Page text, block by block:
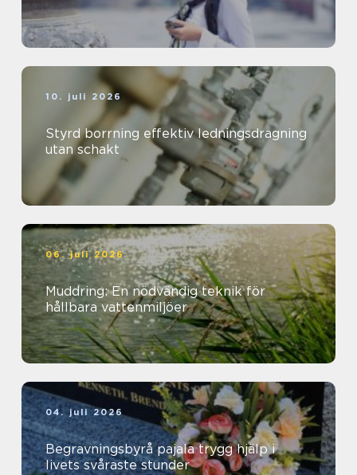
10. juli 2026
Styrd borrning effektiv ledningsdragning
utan schakt
06. juli 2026
Muddring: En nödvändig teknik för
hållbara vattenmiljöer
04. juli 2026
Begravningsbyrå pajala trygg hjälp i
livets svåraste stunder